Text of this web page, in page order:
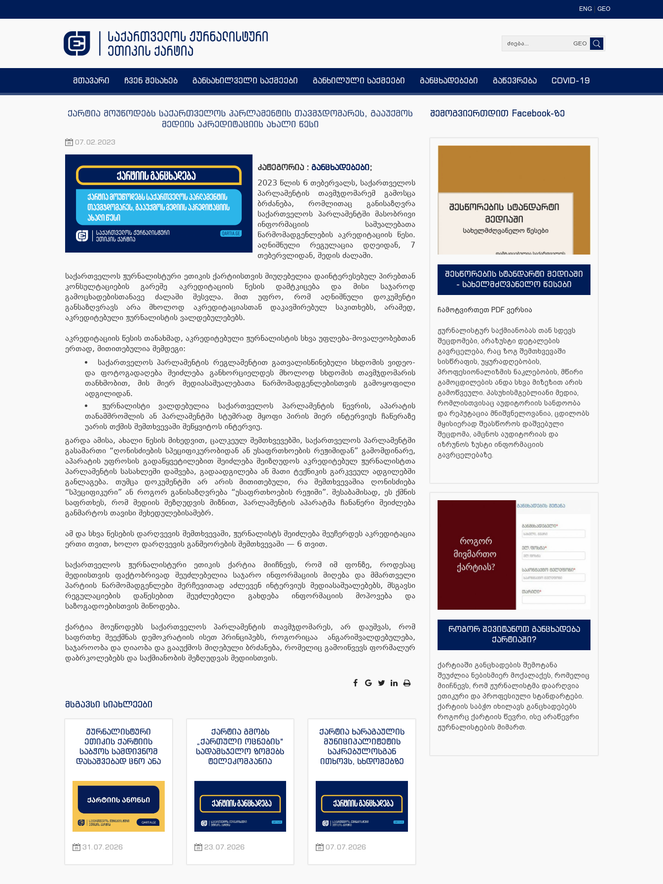
ENG GEO
GEO
მთავარი ჩვენ შესახებ განსახილველი საქმეები განხილული საქმეები განცხადებები გაწევრება COVID-19
ქარტია მოუწოდებს საქართველოს პარლამენტის თავმჯდომარეს, გააუქმოს
მედიის აკრედიტაციის ახალი წესი
07.02.2023
კატეგორია : განცხადებები;
2023 წლის 6 თებერვალს, საქართველოს
პარლამენტის თავმჯდომარემ გამოსცა
ბრძანება, რომლითაც განისაზღვრა
საქართველოს პარლამენტში მასობრივი
ინფორმაციის საშუალებათა
წარმომადგენლების აკრედიტაციის წესი.
აღნიშნული რეგულაცია დღეიდან, 7
თებერვლიდან, შედის ძალაში.
საქართველოს ჟურნალისტური ეთიკის ქარტიისთვის მიუღებელია დაინტერესებულ პირებთან
კონსულტაციების გარეშე აკრედიტაციის წესის დამტკიცება და მისი საჯაროდ
გამოცხადებისთანავე ძალაში შესვლა. მით უფრო, რომ აღნიშნული დოკუმენტი
განსაზღვრავს არა მხოლოდ აკრედიტაციასთან დაკავშირებულ საკითხებს, არამედ,
აკრედიტებული ჟურნალისტის ვალდებულებებს.
აკრედიტაციის წესის თანახმად, აკრედიტებული ჟურნალისტის სხვა უფლება-მოვალეობებთან
ერთად, მითითებულია შემდეგი:
საქართველოს პარლამენტის რეგლამენტით გათვალისწინებული სხდომის ვიდეო-
და ფოტოგადაღება შეიძლება განხორციელდეს მხოლოდ სხდომის თავმჯდომარის
თანხმობით, მის მიერ მედიასაშუალებათა წარმომადგენლებისთვის გამოყოფილი
ადგილიდან.
ჟურნალისტი ვალდებულია საქართველოს პარლამენტის წევრის, აპარატის
თანამშრომლის ან პარლამენტში სტუმრად მყოფი პირის მიერ ინტერვიუს ჩაწერაზე
უარის თქმის შემთხვევაში შეწყვიტოს ინტერვიუ.
გარდა ამისა, ახალი წესის მიხედვით, ცალკეულ შემთხვევებში, საქართველოს პარლამენტში
გასამართი “ღონისძიების სპეციფიკურობიდან ან უსაფრთხოების რეჟიმიდან” გამომდინარე,
აპარატის უფროსის გადაწყვეტილებით შეიძლება შეიზღუდოს აკრედიტებულ ჟურნალისტთა
პარლამენტის სასახლეში დაშვება, გადაადგილება ან მათი ტექნიკის გარკვეულ ადგილებში
განლაგება. თუმცა დოკუმენტში არ არის მითითებული, რა შემთხვევაშია ღონისძიება
“სპეციფიკური” ან როგორ განისაზღვრება “უსაფრთხოების რეჟიმი”. შესაბამისად, ეს ქმნის
საფრთხეს, რომ მედიის შეზღუდვის მიზნით, პარლამენტის აპარატმა ჩანაწერი შეიძლება
განმარტოს თავისი შეხედულებისამებრ.
ამ და სხვა წესების დარღვევის შემთხვევაში, ჟურნალისტს შეიძლება შეუჩერდეს აკრედიტაცია
ერთი თვით, ხოლო დარღვევის განმეორების შემთხვევაში — 6 თვით.
საქართველოს ჟურნალისტური ეთიკის ქარტია მიიჩნევს, რომ იმ ფონზე, როდესაც
მედიისთვის ფაქტობრივად შეუძლებელია საჯარო ინფორმაციის მიღება და მმართველი
პარტიის წარმომადგენლები შერჩევითად აძლევენ ინტერვიუს მედიასაშუალებებს, მსგავსი
რეგულაციების დაწესებით შეუძლებელი გახდება ინფორმაციის მოპოვება და
საზოგადოებისთვის მიწოდება.
ქარტია მოუწოდებს საქართველოს პარლამენტის თავმჯდომარეს, არ დაუშვას, რომ
საფრთხე შეექმნას დემოკრატიის ისეთ პრინციპებს, როგორიცაა ანგარიშვალდებულება,
საჯაროობა და ღიაობა და გააუქმოს მიღებული ბრძანება, რომელიც გამოიწვევს ფორმალურ
დაბრკოლებებს და საქმიანობის შეზღუდვას მედიისთვის.
მსგავსი სიახლეები
ჟურნალისტური
ეთიკის ქარტიის
საბჭოს სამდივნომ
დასაშვებად ცნო ანა
განცხადება “ტვ
ჟურნალისტის მაკა
ანდრონიკაშვილის
წინააღმდეგ.
31.07.2026
ქარტია გმობს
„ქართული ოცნების“
სადამსჯელო ზომებს
ტელეკომპანია
სანაიას და მისი სხვა
მიმართ
23.07.2026
ქარტია ხარაგაულის
მუნიციპალიტეტის
საკრებულოსგან
ითხოვს, სხდომებზე
ჟურნალისტებს
პირობები შეუქმნას
07.07.2026
შემოგვიერთდით Facebook-ზე
შესწორების სტანდარტი მედიაში
- სახელმძღვანელო წესები
ჩამოტვირთეთ PDF ვერსია
ჟურნალისტურ საქმიანობას თან სდევს
შეცდომები, არაზუსტი დეტალების
გავრცელება, რაც ზოგ შემთხვევაში
სისწრაფის, უყურადღებობის,
პროფესიონალიზმის ნაკლებობის, მწირი
გამოცდილების ანდა სხვა მიზეზით არის
გამოწვეული. პასუხისმგებლიანი მედია,
რომლისთვისაც აუდიტორიის სანდოობა
და რეპუტაცია მნიშვნელოვანია, ცდილობს
მყისიერად შეასწოროს დაშვებული
შეცდომა, ამცნოს აუდიტორიას და
იზრუნოს ზუსტი ინფორმაციის
გავრცელებაზე.
როგორ შევიტანოთ განცხადება
ქარტიაში?
ქარტიაში განცხადების შემოტანა
შეუძლია ნებისმიერ მოქალაქეს, რომელიც
მიიჩნევს, რომ ჟურნალისტმა დაარღვია
ეთიკური და პროფესიული სტანდარტები.
ქარტიის საბჭო იხილავს განცხადებებს
როგორც ქარტიის წევრი, ისე არაწევრი
ჟურნალისტების მიმართ.